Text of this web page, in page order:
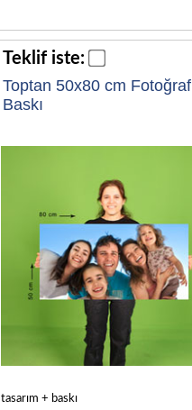
Teklif iste:
Toptan 50x80 cm Fotoğraf
Baskı
tasarım + baskı